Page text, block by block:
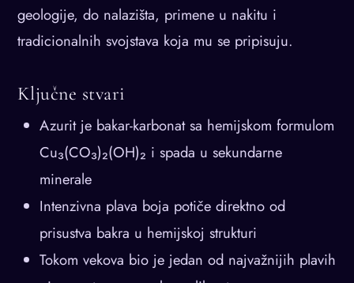
geologije, do nalazišta, primene u nakitu i
tradicionalnih svojstava koja mu se pripisuju.
Ključne stvari
Azurit je bakar-karbonat sa hemijskom formulom
Cu₃(CO₃)₂(OH)₂ i spada u sekundarne
minerale
Intenzivna plava boja potiče direktno od
prisustva bakra u hemijskoj strukturi
Tokom vekova bio je jedan od najvažnijih plavih